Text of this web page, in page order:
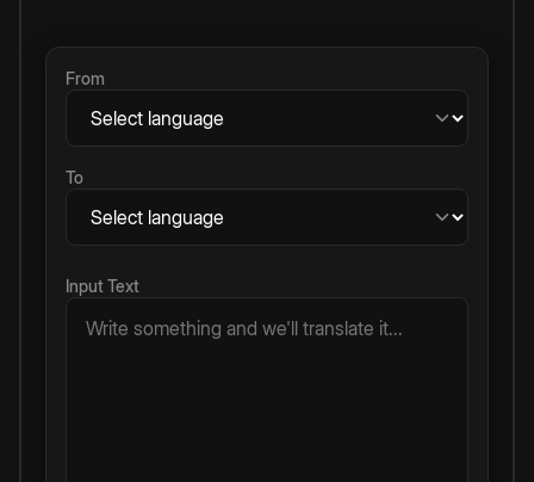
From
To
Input Text